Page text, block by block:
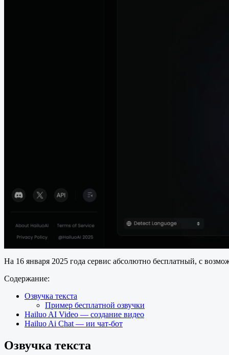
На 16 января 2025 года сервис абсолютно бесплатный, с
Содержание:
Озвучка текста
Пример бесплатной озвучки
Hailuo AI Video — создание видео
Hailuo Ai Chat — ии чат-бот
Озвучка текста